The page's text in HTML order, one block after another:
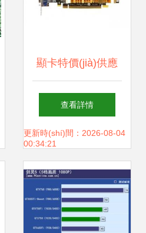
顯卡特價(jià)供應
(yīng) 微星、影
馳、華碩、七彩虹
等原裝正品電腦配
件全球貨源平臺
查看詳情
更新時(shí)間：2026-08-04
00:34:21